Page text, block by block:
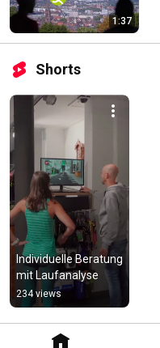
1:37
Shorts
Individuelle Beratung
mit Laufanalyse
234 views